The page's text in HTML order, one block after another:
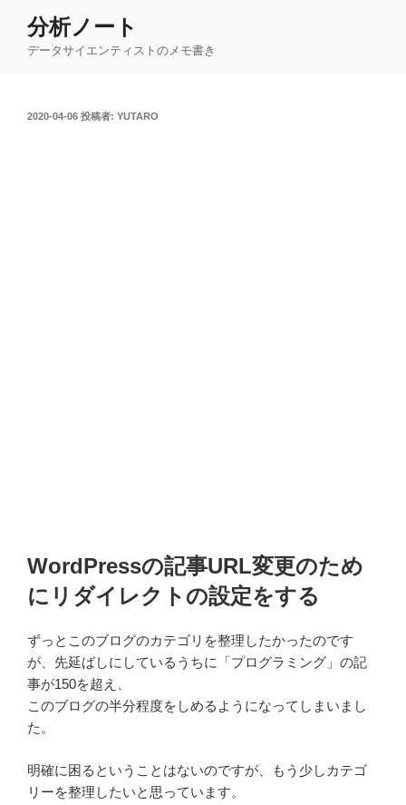
分析ノート
データサイエンティストのメモ書き
投
2020-04-06 投稿者: YUTARO
WordPressの記事URL変更のため
にリダイレクトの設定をする
ずっとこのブログのカテゴリを整理したかったのです
が、先延ばしにしているうちに「プログラミング」の記
事が150を超え、
このブログの半分程度をしめるようになってしまいまし
た。
明確に困るということはないのですが、もう少しカテゴ
リーを整理したいと思っています。